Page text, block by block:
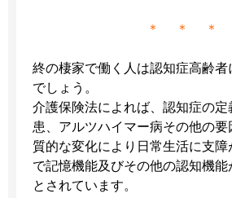
＊ ＊ ＊
終の棲家で働く人は認知症高齢者
でしょう。
介護保険法によれば、認知症の
患、アルツハイマー病その他の
質的な変化により日常生活に支障
で記憶機能及びその他の認知機能
とされています。